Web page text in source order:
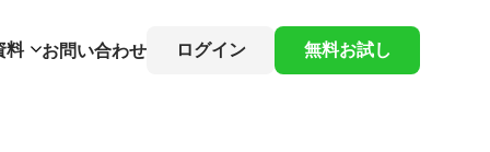
料 お問い合わせ ログイン 無料お試し